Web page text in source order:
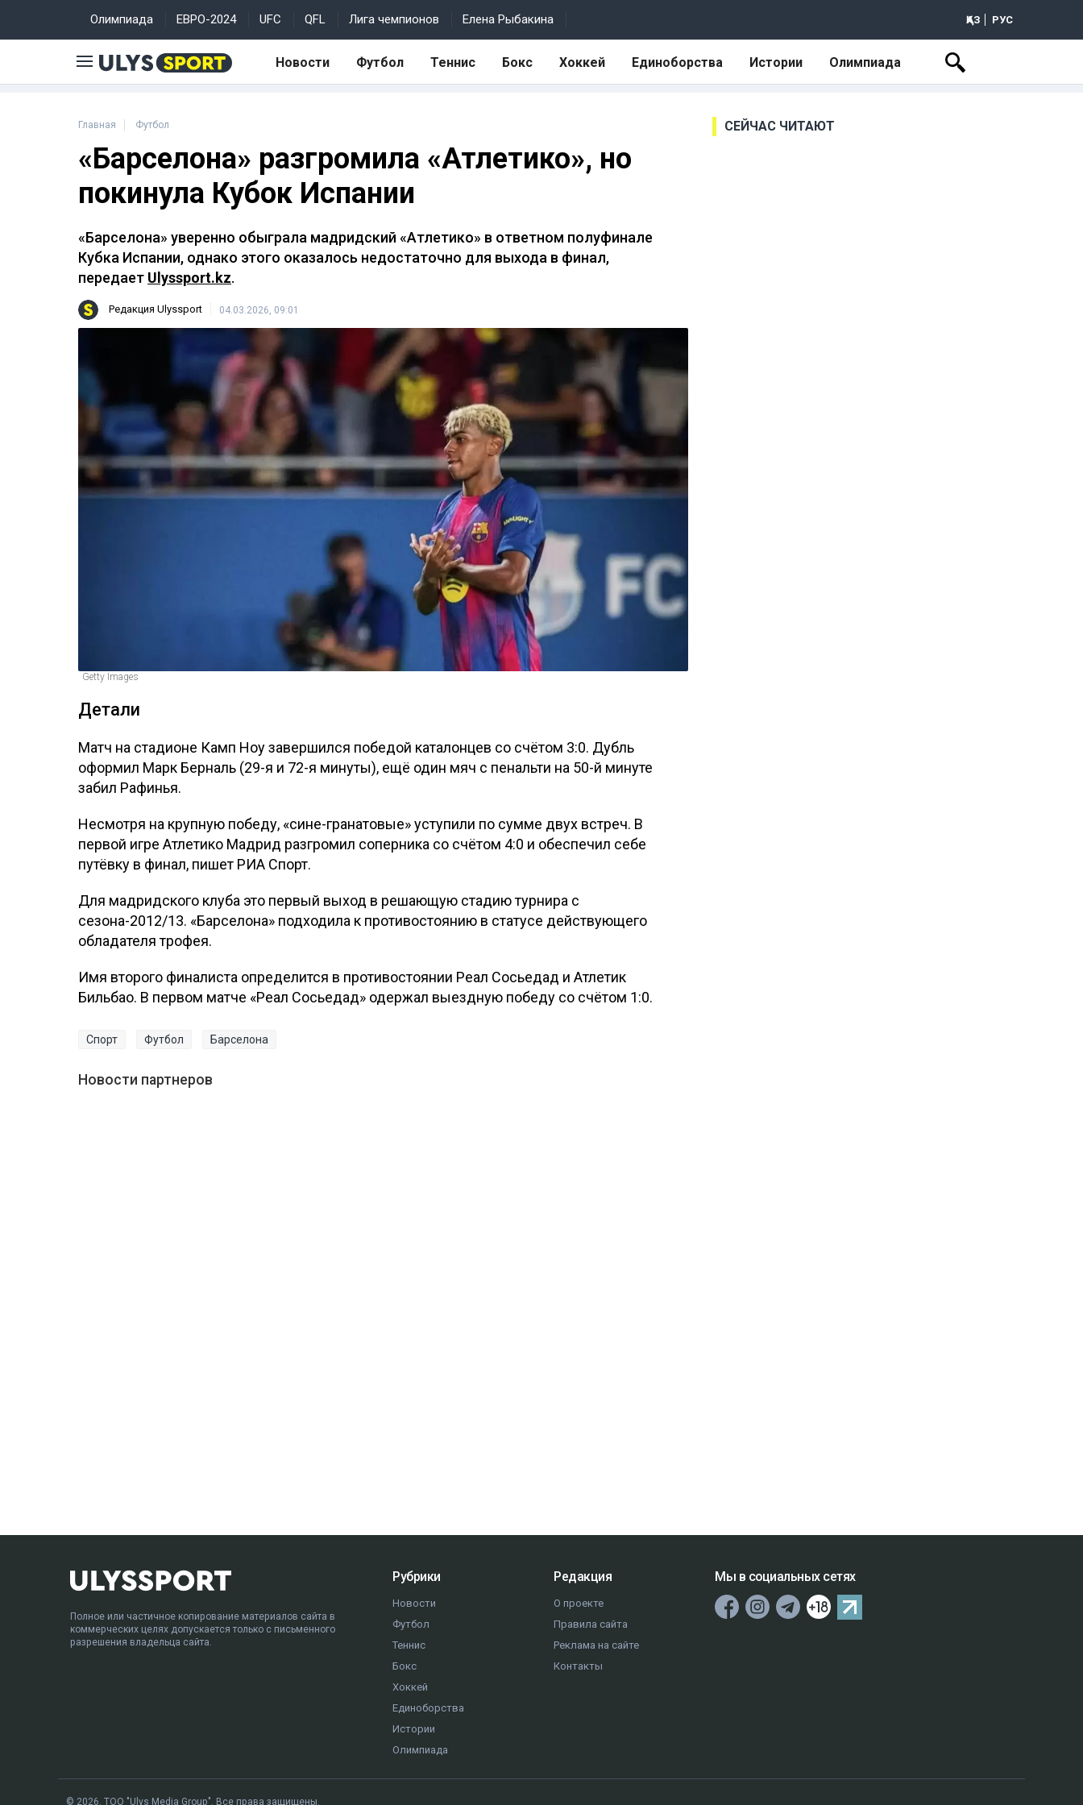
Олимпиада ЕВРО-2024 UFC QFL Лига чемпионов Елена Рыбакина ҚАЗ РУС
Новости Футбол Теннис Бокс Хоккей Единоборства Истории Олимпиада
Главная Футбол
«Барселона» разгромила «Атлетико», но
покинула Кубок Испании
«Барселона» уверенно обыграла мадридский «Атлетико» в ответном полуфинале
Кубка Испании, однако этого оказалось недостаточно для выхода в финал,
передает Ulyssport.kz.
Редакция Ulyssport 04.03.2026, 09:01
Getty Images
Детали
Матч на стадионе Камп Ноу завершился победой каталонцев со счётом 3:0. Дубль
оформил Марк Берналь (29-я и 72-я минуты), ещё один мяч с пенальти на 50-й минуте
забил Рафинья.
Несмотря на крупную победу, «сине-гранатовые» уступили по сумме двух встреч. В
первой игре Атлетико Мадрид разгромил соперника со счётом 4:0 и обеспечил себе
путёвку в финал, пишет РИА Спорт.
Для мадридского клуба это первый выход в решающую стадию турнира с
сезона-2012/13. «Барселона» подходила к противостоянию в статусе действующего
обладателя трофея.
Имя второго финалиста определится в противостоянии Реал Сосьедад и Атлетик
Бильбао. В первом матче «Реал Сосьедад» одержал выездную победу со счётом 1:0.
Спорт Футбол Барселона
Новости партнеров
СЕЙЧАС ЧИТАЮТ
Полное или частичное копирование материалов сайта в
коммерческих целях допускается только с письменного
разрешения владельца сайта.
Рубрики
Новости
Футбол
Теннис
Бокс
Хоккей
Единоборства
Истории
Олимпиада
Редакция
О проекте
Правила сайта
Реклама на сайте
Контакты
Мы в социальных сетях
© 2026. ТОО "Ulys Media Group". Все права защищены.